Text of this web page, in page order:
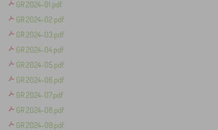
GR 2024-01.pdf
GR 2024-02.pdf
GR 2024-03.pdf
GR 2024-04.pdf
GR 2024-05.pdf
GR 2024-06.pdf
GR 2024-07.pdf
GR 2024-08.pdf
GR 2024-09.pdf